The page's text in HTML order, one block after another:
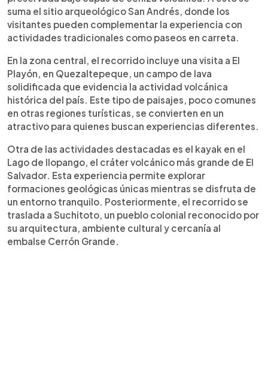
suma el sitio arqueológico San Andrés, donde los
visitantes pueden complementar la experiencia con
actividades tradicionales como paseos en carreta.
En la zona central, el recorrido incluye una visita a El
Playón, en Quezaltepeque, un campo de lava
solidificada que evidencia la actividad volcánica
histórica del país. Este tipo de paisajes, poco comunes
en otras regiones turísticas, se convierten en un
atractivo para quienes buscan experiencias diferentes.
Otra de las actividades destacadas es el kayak en el
Lago de Ilopango, el cráter volcánico más grande de El
Salvador. Esta experiencia permite explorar
formaciones geológicas únicas mientras se disfruta de
un entorno tranquilo. Posteriormente, el recorrido se
traslada a Suchitoto, un pueblo colonial reconocido por
su arquitectura, ambiente cultural y cercanía al
embalse Cerrón Grande.